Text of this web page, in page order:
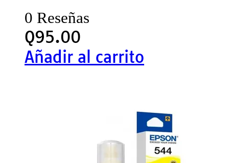
0 Reseñas
Q95.00
Añadir al carrito